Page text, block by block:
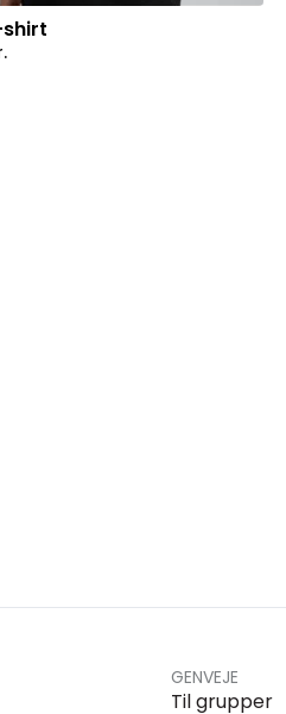
shirt
GENVEJE
Til grupper